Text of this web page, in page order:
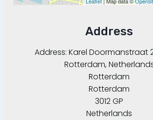
Address
Address: Karel Doormanstraat
Rotterdam,
Rotterdam
Rotterdam
3012 GP
Netherlands